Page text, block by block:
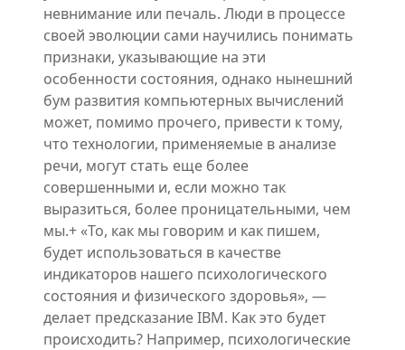
невнимание или печаль. Люди в процессе
своей эволюции сами научились понимать
признаки, указывающие на эти
особенности состояния, однако нынешний
бум развития компьютерных вычислений
может, помимо прочего, привести к тому,
что технологии, применяемые в анализе
речи, могут стать еще более
совершенными и, если можно так
выразиться, более проницательными, чем
мы.+ «То, как мы говорим и как пишем,
будет использоваться в качестве
индикаторов нашего психологического
состояния и физического здоровья», —
делает предсказание IBM. Как это будет
происходить? Например, психологические